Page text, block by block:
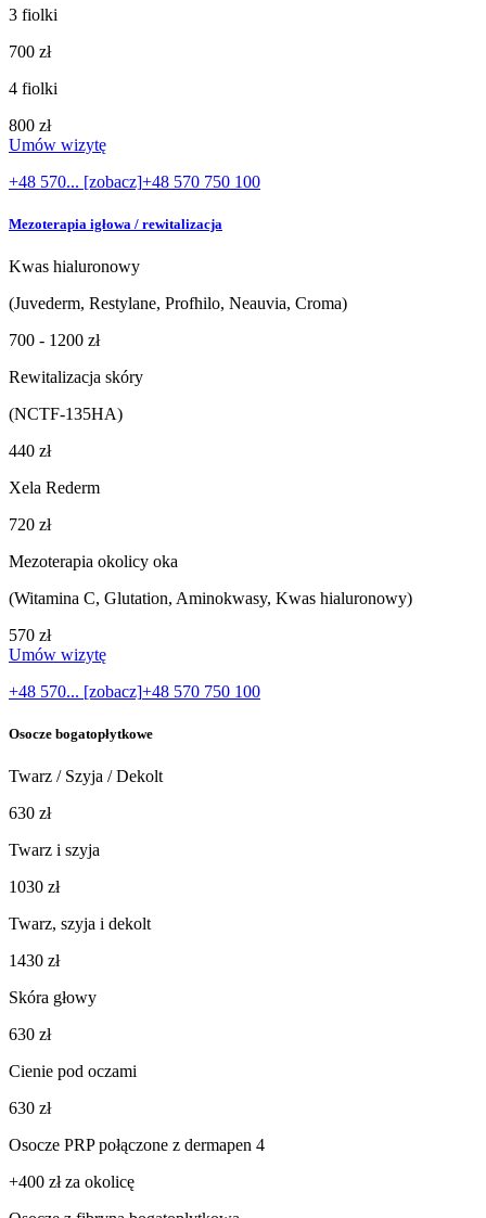
3 fiolki
700 zł
4 fiolki
800 zł
Umów wizytę
+48 570... [zobacz]+48 570 750 100
Mezoterapia igłowa / rewitalizacja
Kwas hialuronowy
(Juvederm, Restylane, Profhilo, Neauvia, Croma)
700 - 1200 zł
Rewitalizacja skóry
(NCTF-135HA)
440 zł
Xela Rederm
720 zł
Mezoterapia okolicy oka
(Witamina C, Glutation, Aminokwasy, Kwas hialuronowy)
570 zł
Umów wizytę
+48 570... [zobacz]+48 570 750 100
Osocze bogatopłytkowe
Twarz / Szyja / Dekolt
630 zł
Twarz i szyja
1030 zł
Twarz, szyja i dekolt
1430 zł
Skóra głowy
630 zł
Cienie pod oczami
630 zł
Osocze PRP połączone z dermapen 4
+400 zł za okolicę